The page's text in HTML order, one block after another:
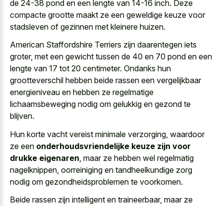
de 24-38 pond en een lengte van 14-16 inch. Deze
compacte grootte maakt ze een geweldige keuze voor
stadsleven of gezinnen met kleinere huizen.
American Staffordshire Terriers zijn daarentegen iets
groter, met een gewicht tussen de 40 en 70 pond en een
lengte van 17 tot 20 centimeter. Ondanks hun
grootteverschil hebben beide rassen een vergelijkbaar
energieniveau en hebben ze regelmatige
lichaamsbeweging nodig om gelukkig en gezond te
blijven.
Hun korte vacht vereist minimale verzorging, waardoor
ze een onderhoudsvriendelijke keuze zijn voor
drukke eigenaren , maar ze hebben wel regelmatig
nagelknippen, oorreiniging en tandheelkundige zorg
nodig om gezondheidsproblemen te voorkomen.
Beide rassen zijn intelligent en traineerbaar, maar ze